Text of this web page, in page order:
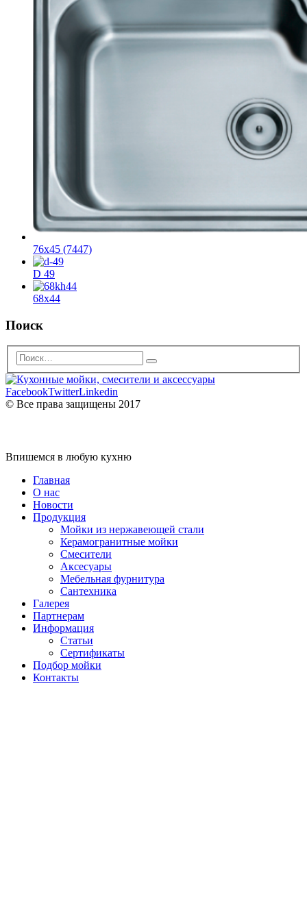
76х45 (7447)
D 49
68x44
Поиск
FacebookTwitterLinkedin
© Все права защищены 2017
Впишемся в любую кухню
Главная
О нас
Новости
Продукция
Мойки из нержавеющей стали
Керамогранитные мойки
Смесители
Аксесуары
Мебельная фурнитура
Сантехника
Галерея
Партнерам
Информация
Статьи
Сертификаты
Подбор мойки
Контакты